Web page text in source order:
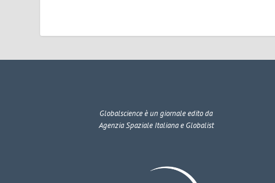
Globalscienceè un giornale edito da
Agenzia Spaziale Italiana e Globalist